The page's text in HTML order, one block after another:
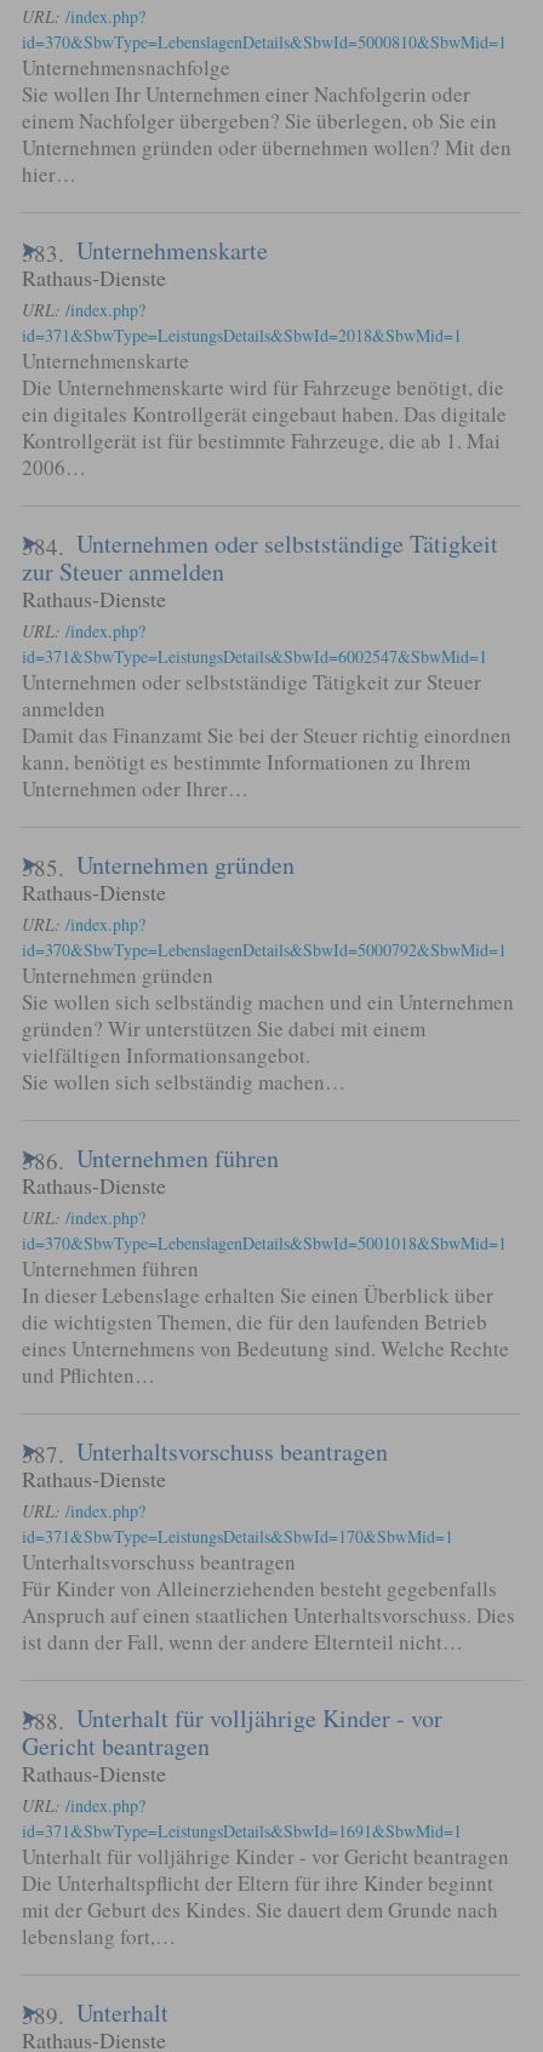
URL: /index.php?
id=370&SbwType=LebenslagenDetails&SbwId=5000810&SbwMid=1
Unternehmensnachfolge
Sie wollen Ihr Unternehmen einer Nachfolgerin oder
einem Nachfolger übergeben? Sie überlegen, ob Sie ein
Unternehmen gründen oder übernehmen wollen? Mit den
hier…
383. Unternehmenskarte
Rathaus-Dienste
URL: /index.php?
id=371&SbwType=LeistungsDetails&SbwId=2018&SbwMid=1
Unternehmenskarte
Die Unternehmenskarte wird für Fahrzeuge benötigt, die
ein digitales Kontrollgerät eingebaut haben. Das digitale
Kontrollgerät ist für bestimmte Fahrzeuge, die ab 1. Mai
2006…
384. Unternehmen oder selbstständige Tätigkeit
zur Steuer anmelden
Rathaus-Dienste
URL: /index.php?
id=371&SbwType=LeistungsDetails&SbwId=6002547&SbwMid=1
Unternehmen oder selbstständige Tätigkeit zur Steuer
anmelden
Damit das Finanzamt Sie bei der Steuer richtig einordnen
kann, benötigt es bestimmte Informationen zu Ihrem
Unternehmen oder Ihrer…
385. Unternehmen gründen
Rathaus-Dienste
URL: /index.php?
id=370&SbwType=LebenslagenDetails&SbwId=5000792&SbwMid=1
Unternehmen gründen
Sie wollen sich selbständig machen und ein Unternehmen
gründen? Wir unterstützen Sie dabei mit einem
vielfältigen Informationsangebot.
Sie wollen sich selbständig machen…
386. Unternehmen führen
Rathaus-Dienste
URL: /index.php?
id=370&SbwType=LebenslagenDetails&SbwId=5001018&SbwMid=1
Unternehmen führen
In dieser Lebenslage erhalten Sie einen Überblick über
die wichtigsten Themen, die für den laufenden Betrieb
eines Unternehmens von Bedeutung sind. Welche Rechte
und Pflichten…
387. Unterhaltsvorschuss beantragen
Rathaus-Dienste
URL: /index.php?
id=371&SbwType=LeistungsDetails&SbwId=170&SbwMid=1
Unterhaltsvorschuss beantragen
Für Kinder von Alleinerziehenden besteht gegebenfalls
Anspruch auf einen staatlichen Unterhaltsvorschuss. Dies
ist dann der Fall, wenn der andere Elternteil nicht…
388. Unterhalt für volljährige Kinder - vor
Gericht beantragen
Rathaus-Dienste
URL: /index.php?
id=371&SbwType=LeistungsDetails&SbwId=1691&SbwMid=1
Unterhalt für volljährige Kinder - vor Gericht beantragen
Die Unterhaltspflicht der Eltern für ihre Kinder beginnt
mit der Geburt des Kindes. Sie dauert dem Grunde nach
lebenslang fort,…
389. Unterhalt
Rathaus-Dienste